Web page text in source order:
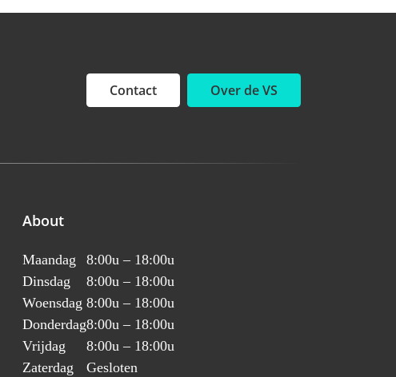
Contact Over de VS
About
Maandag
8:00u – 18:00u
Dinsdag
8:00u – 18:00u
Woensdag 8:00u – 18:00u
Donderdag8:00u – 18:00u
Vrijdag
8:00u – 18:00u
Zaterdag
Gesloten